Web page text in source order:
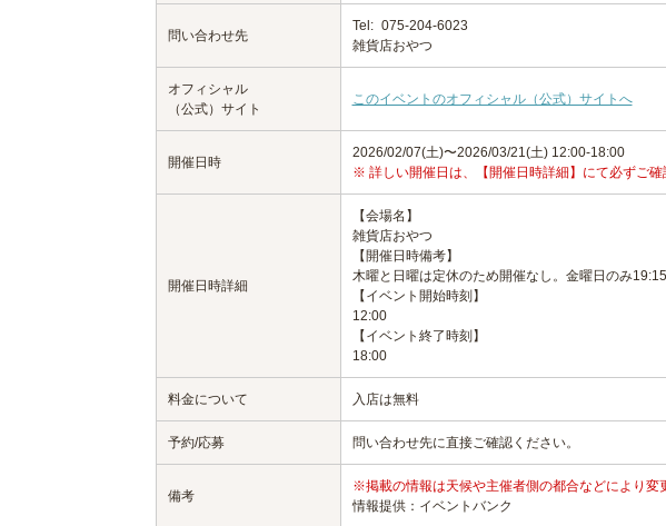
問い合わせ先
Tel: 075-204-6023
雑貨店おやつ
オフィシャル
（公式）サイト
このイベントのオフィシャル（公式）サイトへ
開催日時
2026/02/07(土)〜2026/03/21(土) 12:00-18:00
※ 詳しい開催日は、【開催日時詳細】にて必ずご確
開催日時詳細
【会場名】
雑貨店おやつ
【開催日時備考】
木曜と日曜は定休のため開催なし。金曜日のみ
【イベント開始時刻】
12:00
【イベント終了時刻】
18:00
料金について 入店は無料
予約/応募 問い合わせ先に直接ご確認ください。
備考
※掲載の情報は天候や主催者側の都合などにより変
情報提供：イベントバンク